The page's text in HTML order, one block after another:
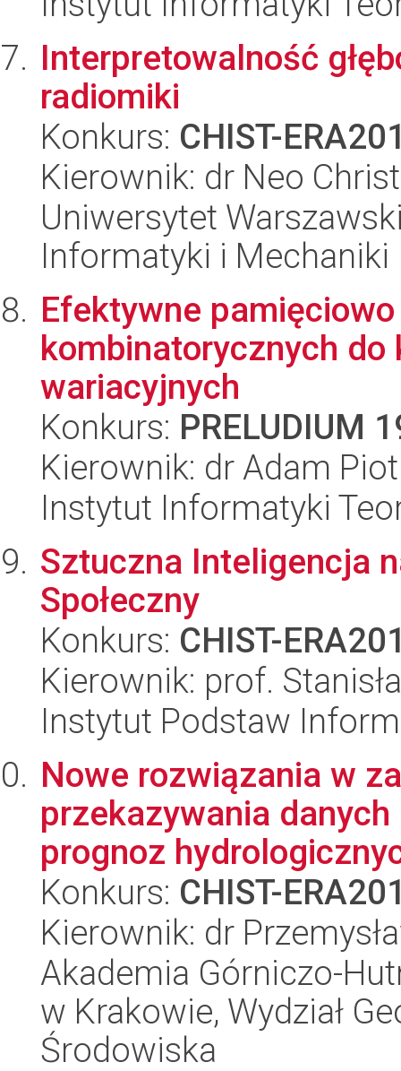
Interpretowalność
radiomiki
Konkurs: CHIST-
Kierownik: dr Neo
Uniwersytet
Informatyki i Mechaniki
Efektywne
kombinatorycznych
wariacyjnych
Konkurs: PRELUDIUM
Kierownik: dr Adam
Instytut Informatyki
Sztuczna Inteligencja
Społeczny
Konkurs: CHIST-
Kierownik: prof.
Instytut Podstaw
Nowe rozwiązania w
przekazywania
prognoz
Konkurs: CHIST-
Kierownik: dr
Akademia Górniczo-
w Krakowie, Wydział
Środowiska